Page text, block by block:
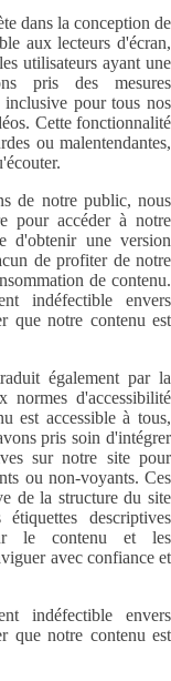
dans la conception de
aux lecteurs d'écran,
utilisateurs ayant une
pris des mesures
inclusive pour tous nos
Cette fonctionnalité
ou malentendantes,
de notre public, nous
pour accéder à notre
d'obtenir une version
de profiter de notre
de contenu.
indéfectible envers
que notre contenu est
également par la
normes d'accessibilité
est accessible à tous,
pris soin d'intégrer
sur notre site pour
ou non-voyants. Ces
de la structure du site
descriptives
le contenu et les
avec confiance et
indéfectible envers
que notre contenu est